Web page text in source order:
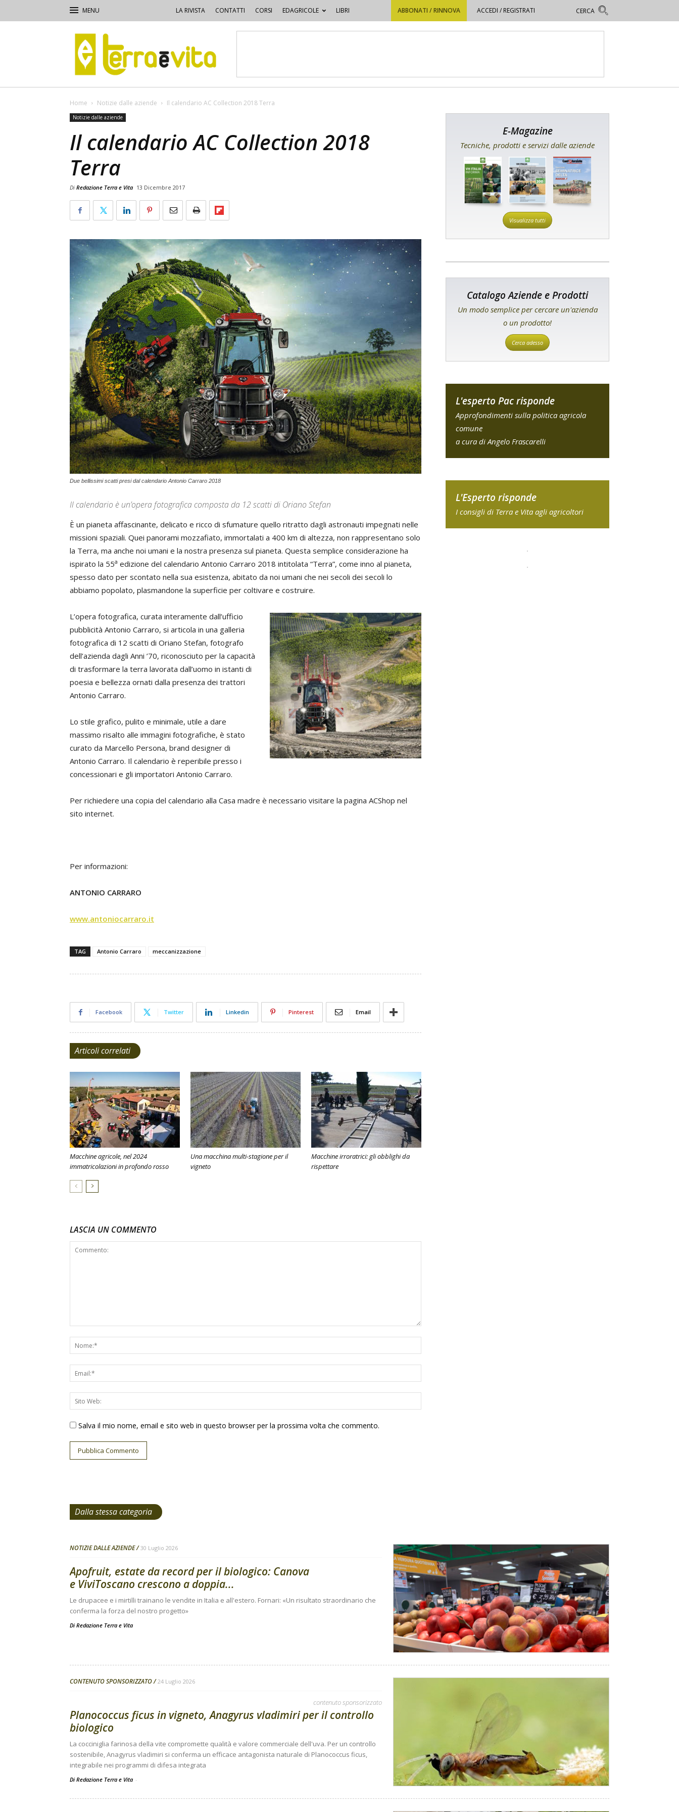
LA RIVISTA CONTATTI CORSI EDAGRICOLE LIBRI ABBONATI / RINNOVA ACCEDI / REGISTRATI
Terra
e
Vita
Home Notizie dalle aziende Il calendario AC Collection 2018 Terra
Notizie dalle aziende
Il calendario AC Collection 2018
Terra
Di Redazione Terra e Vita 13 Dicembre 2017
Due bellissimi scatti presi dal calendario Antonio Carraro 2018
Il calendario è un’opera fotografica composta da 12 scatti di Oriano Stefan
È un pianeta affascinante, delicato e ricco di sfumature quello ritratto dagli astronauti impegnati nelle
missioni spaziali. Quei panorami mozzafiato, immortalati a 400 km di altezza, non rappresentano solo
la Terra, ma anche noi umani e la nostra presenza sul pianeta. Questa semplice considerazione ha
ispirato la 55a edizione del calendario Antonio Carraro 2018 intitolata “Terra”, come inno al pianeta,
spesso dato per scontato nella sua esistenza, abitato da noi umani che nei secoli dei secoli lo
abbiamo popolato, plasmandone la superficie per coltivare e costruire.
L’opera fotografica, curata interamente dall’ufficio
pubblicità Antonio Carraro, si articola in una galleria
fotografica di 12 scatti di Oriano Stefan, fotografo
dell’azienda dagli Anni ’70, riconosciuto per la capacità
di trasformare la terra lavorata dall’uomo in istanti di
poesia e bellezza ornati dalla presenza dei trattori
Antonio Carraro.
Lo stile grafico, pulito e minimale, utile a dare
massimo risalto alle immagini fotografiche, è stato
curato da Marcello Persona, brand designer di
Antonio Carraro. Il calendario è reperibile presso i
concessionari e gli importatori Antonio Carraro.
Per richiedere una copia del calendario alla Casa madre è necessario visitare la pagina ACShop nel
sito internet.
Per informazioni:
ANTONIO CARRARO
www.antoniocarraro.it
TAG Antonio Carraro meccanizzazione
Facebook Twitter Linkedin Pinterest Email
Articoli correlati
Macchine agricole, nel 2024
immatricolazioni in profondo rosso
Una macchina multi-stagione per il
vigneto
Macchine irroratrici: gli obblighi da
rispettare
LASCIA UN COMMENTO
Salva il mio nome, email e sito web in questo browser per la prossima volta che commento.
E-Magazine
Tecniche, prodotti e servizi dalle aziende
Visualizza tutti
Catalogo Aziende e Prodotti
Un modo semplice per cercare un'azienda
o un prodotto!
Cerca adesso
L'esperto Pac risponde
Approfondimenti sulla politica agricola
comune
a cura di Angelo Frascarelli
L'Esperto risponde
I consigli di Terra e Vita agli agricoltori
Dalla stessa categoria
NOTIZIE DALLE AZIENDE 30 Luglio 2026
Apofruit, estate da record per il biologico: Canova
e ViviToscano crescono a doppia...
Le drupacee e i mirtilli trainano le vendite in Italia e all'estero. Fornari: «Un risultato straordinario che
conferma la forza del nostro progetto»
Di Redazione Terra e Vita
CONTENUTO SPONSORIZZATO 24 Luglio 2026
contenuto sponsorizzato
Planococcus ficus in vigneto, Anagyrus vladimiri per il controllo
biologico
La cocciniglia farinosa della vite compromette qualità e valore commerciale dell'uva. Per un controllo
sostenibile, Anagyrus vladimiri si conferma un efficace antagonista naturale di Planococcus ficus,
integrabile nei programmi di difesa integrata
Di Redazione Terra e Vita -